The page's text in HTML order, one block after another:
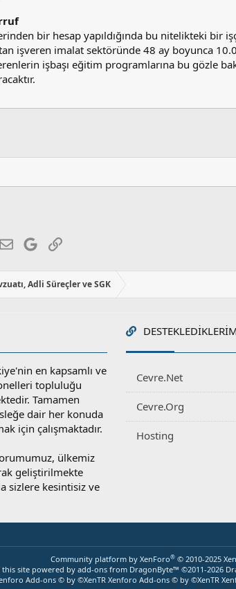
bir hesap yapıldığında bu nitelikteki bir
işveren imalat sektöründe 48 ay boyunca
işbaşı eğitim programlarına bu gözle
E-postaGoogleLink
Adli Süreçler ve SGK
en kapsamlı ve
topluluğu
Tamamen
dair her konuda
için çalışmaktadır.
ülkemiz
geliştirilmekte
sizlere kesintisiz ve
Cevre.Net
Cevre.Org
Hosting
Community platform by XenForo® © 2010-2025
this site powered by add-ons from DragonByte™ ©2011-2026
Add-ons© by ©XenTR Xenforo Add-ons © by ©XenTR